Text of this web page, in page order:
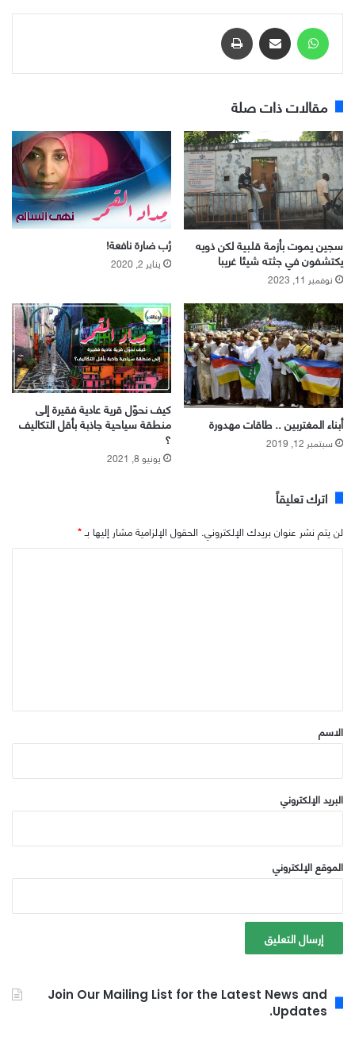
مقالات ذات صلة
سجين يموت بأزمة قلبية لكن ذويه
يكتشفون في جثته شيئا غريبا
نوفمبر 11, 2023
رُب ضارة نافعة!
يناير 2, 2020
أبناء المغتربين .. طاقات مهدورة
سبتمبر 12, 2019
كيف نحوّل قرية عادية فقيرة إلى
منطقة سياحية جاذبة بأقل التكاليف
؟
يونيو 8, 2021
اترك تعليقاً
لن يتم نشر عنوان بريدك الإلكتروني. الحقول الإلزامية مشار إليها بـ*
*
الاسم
البريد الإلكتروني
الموقع الإلكتروني
Join Our Mailing List for the Latest News and
Updates.